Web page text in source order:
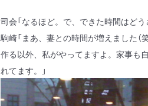
司会「なるほど。で、できた時間はどう
駒崎「まあ、妻との時間が増えました
作る以外、私がやってますよ。家事も
れてます。」